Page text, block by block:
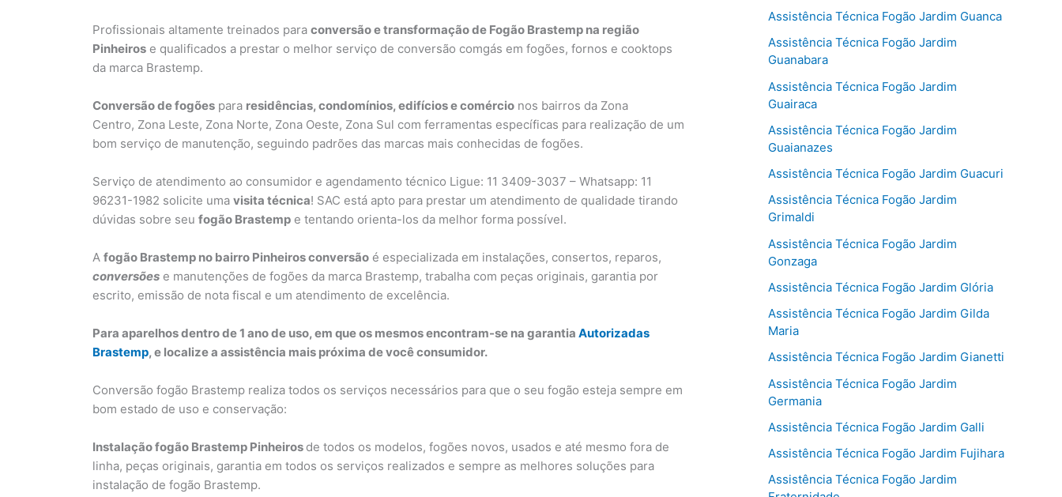
Profissionais altamente treinados para conversão e transformação de Fogão Brastemp na região
Pinheiros e qualificados a prestar o melhor serviço de conversão comgás em fogões, fornos e cooktops
da marca Brastemp.
Conversão de fogões para residências, condomínios, edifícios e comércio nos bairros da Zona
Centro, Zona Leste, Zona Norte, Zona Oeste, Zona Sul com ferramentas específicas para realização de um
bom serviço de manutenção, seguindo padrões das marcas mais conhecidas de fogões.
Serviço de atendimento ao consumidor e agendamento técnico Ligue: 11 3409-3037 – Whatsapp: 11
96231-1982 solicite uma visita técnica! SAC está apto para prestar um atendimento de qualidade tirando
dúvidas sobre seu fogão Brastemp e tentando orienta-los da melhor forma possível.
A fogão Brastemp no bairro Pinheiros conversão é especializada em instalações, consertos, reparos,
conversões e manutenções de fogões da marca Brastemp, trabalha com peças originais, garantia por
escrito, emissão de nota fiscal e um atendimento de excelência.
Para aparelhos dentro de 1 ano de uso, em que os mesmos encontram-se na garantia Autorizadas
Brastemp, e localize a assistência mais próxima de você consumidor.
Conversão fogão Brastemp realiza todos os serviços necessários para que o seu fogão esteja sempre em
bom estado de uso e conservação:
Instalação fogão Brastemp Pinheiros de todos os modelos, fogões novos, usados e até mesmo fora de
linha, peças originais, garantia em todos os serviços realizados e sempre as melhores soluções para
instalação de fogão Brastemp.
Assistência Técnica Fogão Jardim Guanca
Assistência Técnica Fogão Jardim
Guanabara
Assistência Técnica Fogão Jardim
Guairaca
Assistência Técnica Fogão Jardim
Guaianazes
Assistência Técnica Fogão Jardim Guacuri
Assistência Técnica Fogão Jardim
Grimaldi
Assistência Técnica Fogão Jardim
Gonzaga
Assistência Técnica Fogão Jardim Glória
Assistência Técnica Fogão Jardim Gilda
Maria
Assistência Técnica Fogão Jardim Gianetti
Assistência Técnica Fogão Jardim
Germania
Assistência Técnica Fogão Jardim Galli
Assistência Técnica Fogão Jardim Fujihara
Assistência Técnica Fogão Jardim